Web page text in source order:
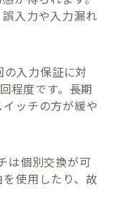
入力や入力漏れ
入力保証に対
程度です。長期
ッチの方が緩や
は個別交換が可
使用したり、故